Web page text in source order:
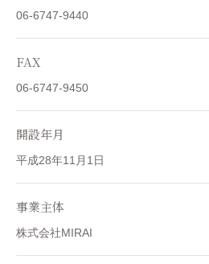
06-6747-9440
FAX
06-6747-9450
開設年月
平成28年11月1日
事業主体
株式会社MIRAI